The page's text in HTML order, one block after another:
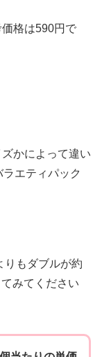
格は590円で
かによって違い
エティパック
りもダブルが約
みてください